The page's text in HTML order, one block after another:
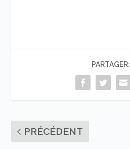
PARTAGER:
PRÉCÉDENT